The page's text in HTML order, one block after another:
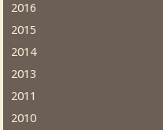
2016
2015
2014
2013
2011
2010